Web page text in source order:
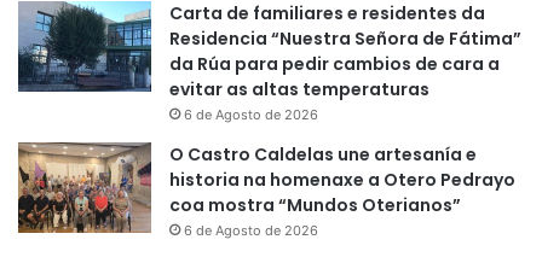
Carta de familiares e residentes da
Residencia “Nuestra Señora de Fátima”
da Rúa para pedir cambios de cara a
evitar as altas temperaturas
6 de Agosto de 2026
O Castro Caldelas une artesanía e
historia na homenaxe a Otero Pedrayo
coa mostra “Mundos Oterianos”
6 de Agosto de 2026